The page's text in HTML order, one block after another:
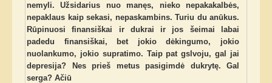
nemyli. Užsidarius nuo manęs, nieko nepakakalbės,
nepaklaus kaip sekasi, nepaskambins. Turiu du anūkus.
Rūpinuosi finansiškai ir dukrai ir jos šeimai labai
padedu finansiškai, bet jokio dėkingumo, jokio
nuolankumo, jokio supratimo. Taip pat gslvoju, gal jai
depresija? Nes prieš metus pasigimdė dukrytę. Gal
serga? Ačiū